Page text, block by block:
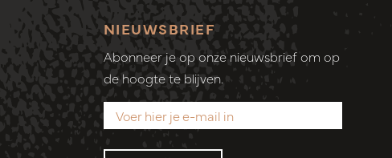
NIEUWSBRIEF
Abonneer je op onze nieuwsbrief om op
de hoogte te blijven.